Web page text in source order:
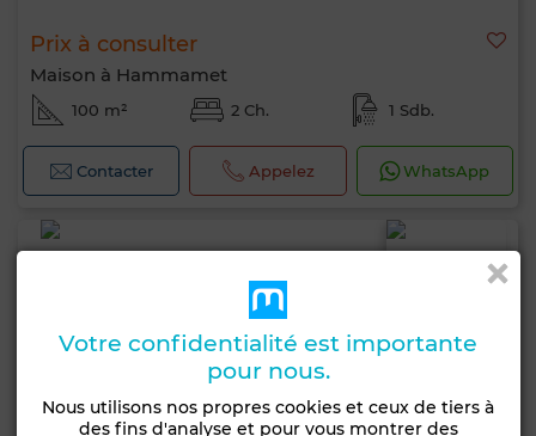
Prix à consulter
Maison à Hammamet
100 m² 2 Ch. 1 Sdb.
Contacter Appelez WhatsApp
Votre confidentialité est importante
pour nous.
Nous utilisons nos propres cookies et ceux de tiers à
des fins d'analyse et pour vous montrer des